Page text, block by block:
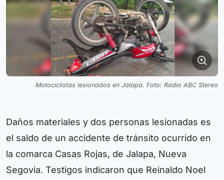
Motociclistas lesionados en Jalapa. Foto: Radio ABC Stereo
Daños materiales y dos personas lesionadas es
el saldo de un accidente de tránsito ocurrido en
la comarca Casas Rojas, de Jalapa, Nueva
Segovia. Testigos indicaron que Reinaldo Noel